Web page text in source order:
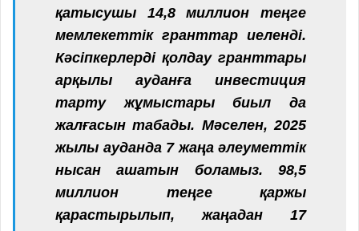
қатысушы 14,8 миллион теңге
мемлекеттік гранттар иеленді.
Кәсіпкерлерді қолдау гранттары
арқылы ауданға инвестиция
тарту жұмыстары биыл да
жалғасын табады. Мәселен, 2025
жылы ауданда 7 жаңа әлеуметтік
нысан ашатын боламыз. 98,5
миллион теңге қаржы
қарастырылып, жаңадан 17